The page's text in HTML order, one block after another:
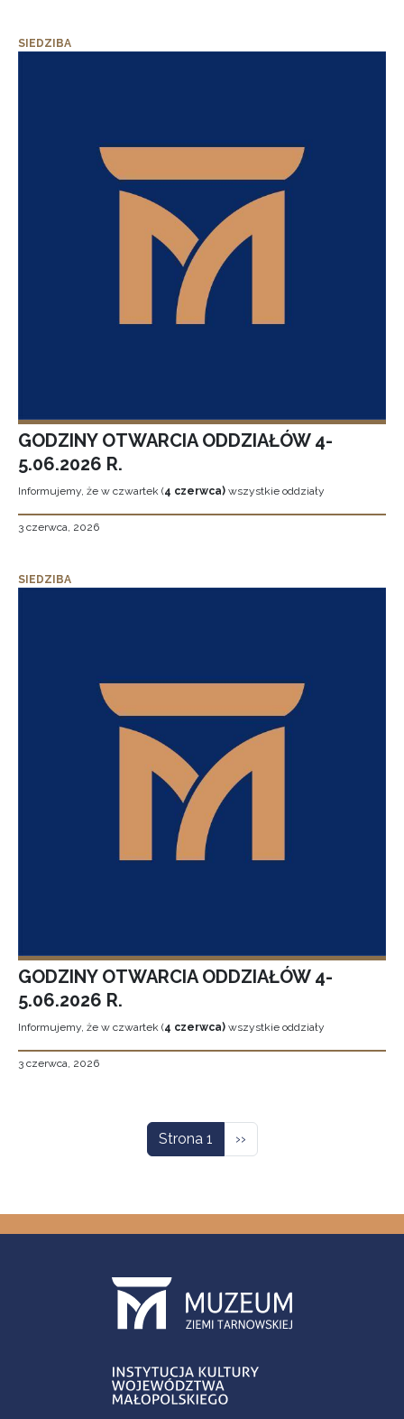
SIEDZIBA
GODZINY OTWARCIA ODDZIAŁÓW 4-
5.06.2026 R.
Informujemy, że w czwartek (4 czerwca) wszystkie oddziały
3 czerwca, 2026
SIEDZIBA
GODZINY OTWARCIA ODDZIAŁÓW 4-
5.06.2026 R.
Informujemy, że w czwartek (4 czerwca) wszystkie oddziały
3 czerwca, 2026
Strona 1 Następna strona
››